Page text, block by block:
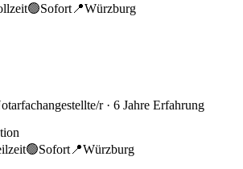
🟢Sofort 📍Würzburg
r· 6 Jahre Erfahrung
🟢Sofort 📍Würzburg